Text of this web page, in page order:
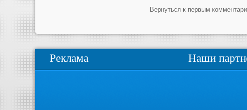
Вернуться к первым
Реклама Наши